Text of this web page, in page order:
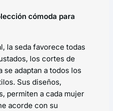
cómoda para
la seda favorece todas
los cortes de
se adaptan a todos los
Sus diseños,
permiten a cada mujer
acorde con su